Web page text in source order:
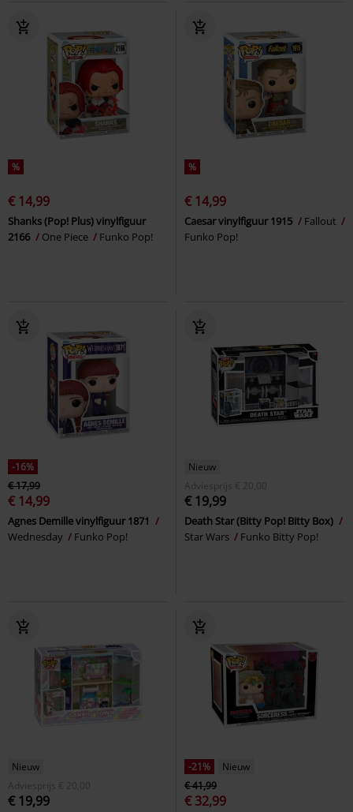
%
€ 14,99
Shanks (Pop! Plus) vinylfiguur
2166
One Piece Funko Pop!
%
€ 14,99
Caesar vinylfiguur 1915
Fallout
Funko Pop!
-16%
€ 17,99
€ 14,99
Agnes Demille vinylfiguur 1871
Wednesday
Funko Pop!
Nieuw
Adviesprijs
€ 20,00
€ 19,99
Death Star (Bitty Pop! Bitty Box)
Star Wars
Funko Bitty Pop!
Nieuw
Adviesprijs
€ 20,00
€ 19,99
-21%
Nieuw
€ 41,99
€ 32,99